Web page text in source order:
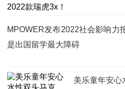
MPOWER发布2022社会影响力
是出国留学最大障碍
美乐童年安心